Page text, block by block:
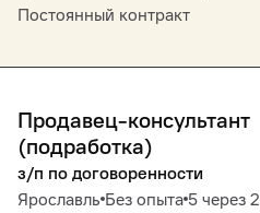
Постоянный контракт
Продавец-консультант
(подработка)
з/п по договоренности
Ярославль Без опыта 5 через 2